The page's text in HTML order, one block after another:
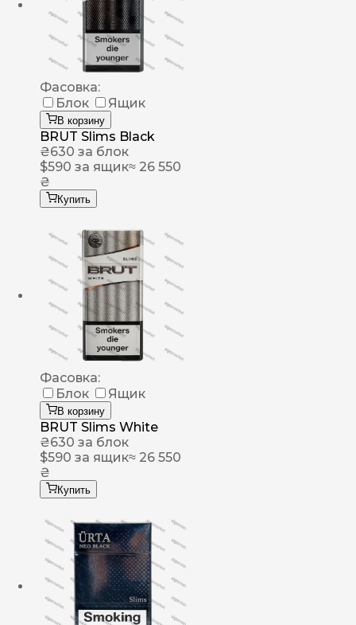
Фасовка:
Блок
Ящик
В корзину
BRUT Slims Black
₴630 за блок
$590 за ящик≈ 26 550
₴
Купить
Фасовка:
Блок
Ящик
В корзину
BRUT Slims White
₴630 за блок
$590 за ящик≈ 26 550
₴
Купить